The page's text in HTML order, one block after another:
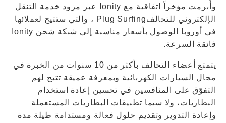
وأُبرمت مؤخراً اتفاقية مع Ionity عبر مزود خدمة التنقل
الإلكتروني للتحالفPlug Surfing ، والتي ستتيح لعملائها
في أوروبا الوصول بأسعار مناسبة إلى شبكة شحن Ionity
فائقة السرعة.
يتمتع أعضاء التحالف بأكثر من 10 سنوات من الخبرة في
مجال السيارات الكهربائية وبمعرفة عميقة تتيح لهم
التفوّق على المنافسين في تحسين إعادة استخدام
البطاريات، ولا سيما تطبيقات البطاريات المستعملة
وإعادة التدوير وتقديم حلول فعالة ومستدامة طيلة مدة